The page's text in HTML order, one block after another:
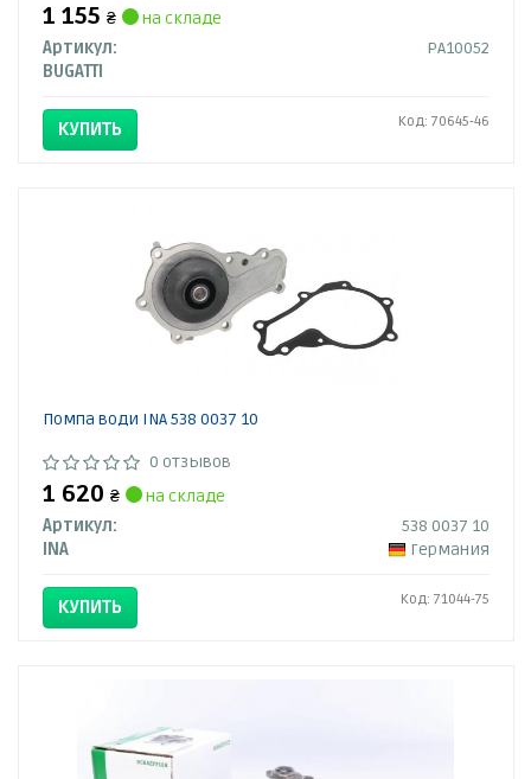
1 155 ₴
на складе
Артикул:
PA10052
BUGATTI
КУПИТЬ Код: 70645-46
Помпа води INA 538 0037 10
0 отзывов
1 620 ₴
на складе
Артикул:
538 0037 10
INA
Германия
КУПИТЬ Код: 71044-75